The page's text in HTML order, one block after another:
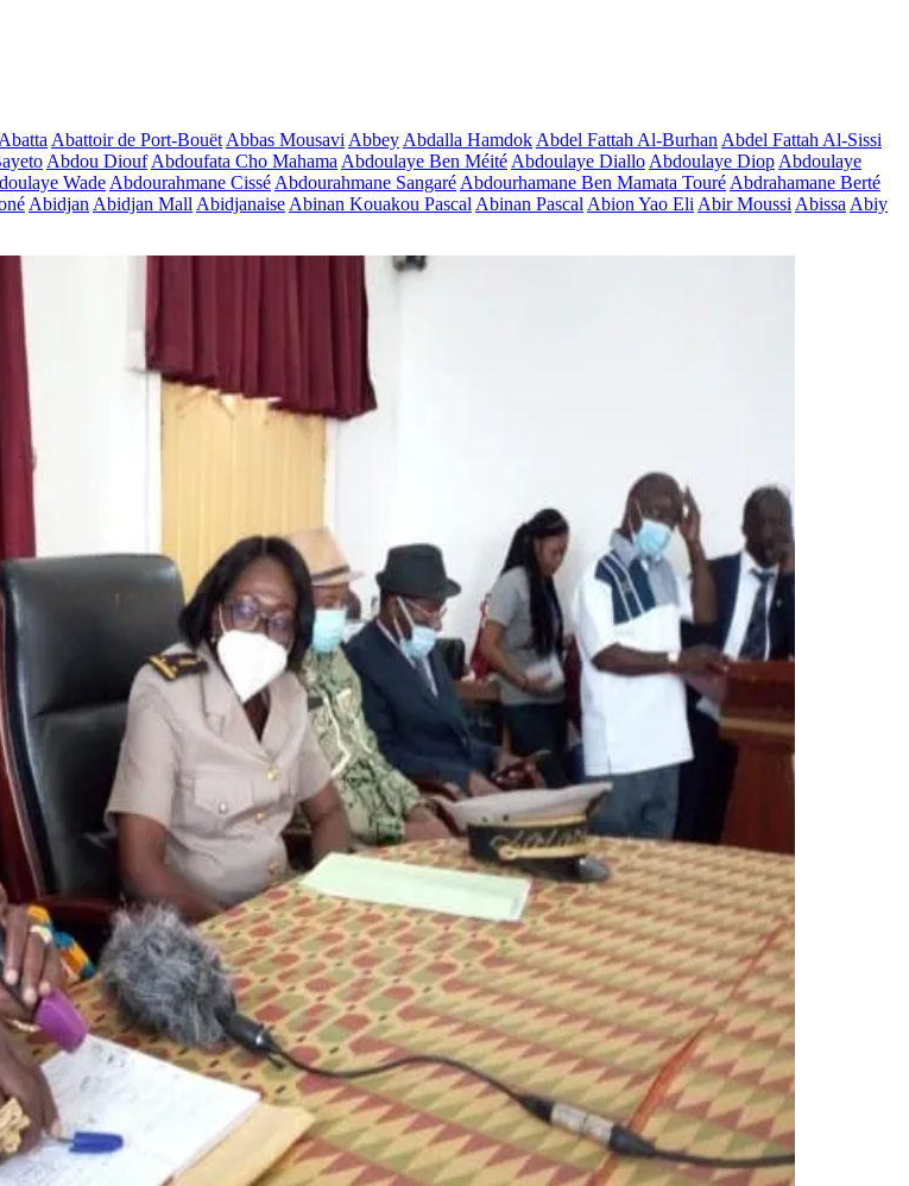
Abatta Abattoir de Port-Bouët Abbas Mousavi Abbey Abdalla Hamdok Abdel Fattah Al-Burhan Abdel Fattah Al-Sissi
Abdou Diouf Abdoufata Cho Mahama Abdoulaye Ben Méité Abdoulaye Diallo Abdoulaye Diop Abdoulaye
Wade Abdourahmane Cissé Abdourahmane Sangaré Abdourhamane Ben Mamata Touré Abdrahamane Berté
Abidjan Abidjan Mall Abidjanaise Abinan Kouakou Pascal Abinan Pascal Abion Yao Eli Abir Moussi Abissa Abiy